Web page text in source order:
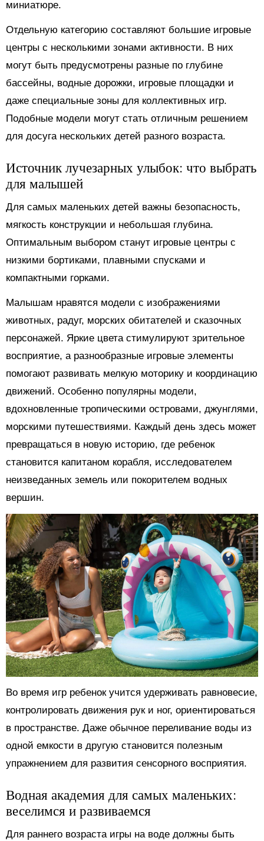
миниатюре.
Отдельную категорию составляют большие игровые
центры с несколькими зонами активности. В них
могут быть предусмотрены разные по глубине
бассейны, водные дорожки, игровые площадки и
даже специальные зоны для коллективных игр.
Подобные модели могут стать отличным решением
для досуга нескольких детей разного возраста.
Источник лучезарных улыбок: что выбрать
для малышей
Для самых маленьких детей важны безопасность,
мягкость конструкции и небольшая глубина.
Оптимальным выбором станут игровые центры с
низкими бортиками, плавными спусками и
компактными горками.
Малышам нравятся модели с изображениями
животных, радуг, морских обитателей и сказочных
персонажей. Яркие цвета стимулируют зрительное
восприятие, а разнообразные игровые элементы
помогают развивать мелкую моторику и координацию
движений. Особенно популярны модели,
вдохновленные тропическими островами, джунглями,
морскими путешествиями. Каждый день здесь может
превращаться в новую историю, где ребенок
становится капитаном корабля, исследователем
неизведанных земель или покорителем водных
вершин.
Во время игр ребенок учится удерживать равновесие,
контролировать движения рук и ног, ориентироваться
в пространстве. Даже обычное переливание воды из
одной емкости в другую становится полезным
упражнением для развития сенсорного восприятия.
Водная академия для самых маленьких:
веселимся и развиваемся
Для раннего возраста игры на воде должны быть